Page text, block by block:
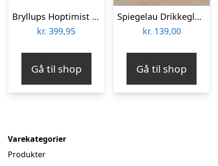
Bryllups Hoptimist Brud – small
kr. 399,95
Gå til shop
Spiegelau Drikkeglas med Gravering – Egen Tekst
kr. 139,00
Gå til shop
Varekategorier
Produkter